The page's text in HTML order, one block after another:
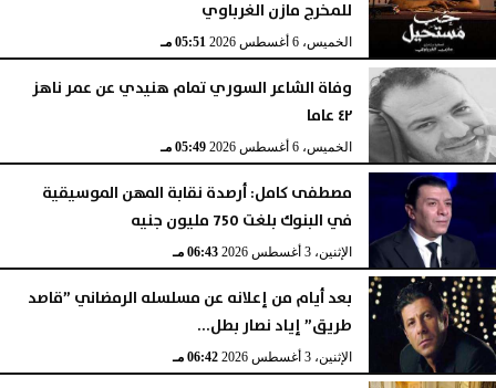
للمخرج مازن الغرباوي
الخميس، 6 أغسطس 2026 05:51 مـ
وفاة الشاعر السوري تمام هنيدي عن عمر ناهز
٤٢ عاما
الخميس، 6 أغسطس 2026 05:49 مـ
مصطفى كامل: أرصدة نقابة المهن الموسيقية
في البنوك بلغت 750 مليون جنيه
الإثنين، 3 أغسطس 2026 06:43 مـ
بعد أيام من إعلانه عن مسلسله الرمضاني ”قاصد
طريق” إياد نصار بطل...
الإثنين، 3 أغسطس 2026 06:42 مـ